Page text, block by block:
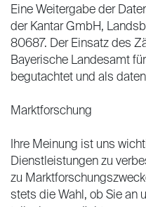
Eine Weitergabe der
der Kantar GmbH,
80687. Der Einsatz des
Bayerische Landesamt
begutachtet und als
Marktforschung
Ihre Meinung ist uns
Dienstleistungen zu
zu
stets die Wahl, ob Sie an